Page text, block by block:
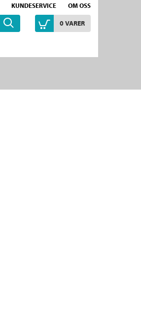
KUNDESERVICE OM OSS
0VARER